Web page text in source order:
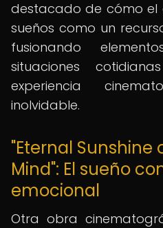
destacado de cómo el
sueños como un
fusionando
situaciones
experiencia
inolvidable.
"Eternal Sunshine
Mind": El sueño
emocional
Otra obra